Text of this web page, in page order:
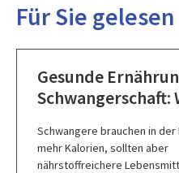
Für Sie gelesen
Gesunde
Schwangerschaft:
Schwangere brauchen in der
mehr Kalorien, sollten aber
nährstoffreichere